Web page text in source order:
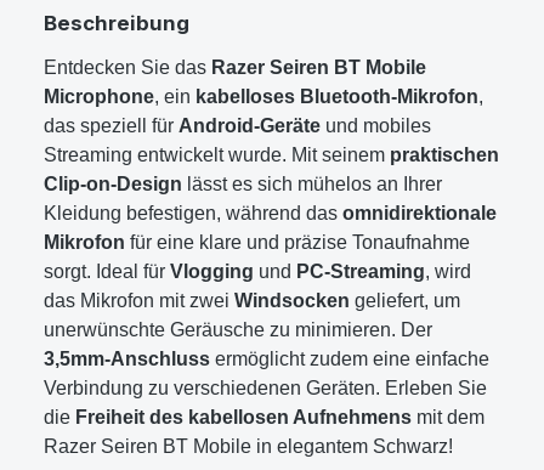
Beschreibung
Entdecken Sie das Razer Seiren BT Mobile
Microphone, ein kabelloses Bluetooth-Mikrofon,
das speziell für Android-Geräte und mobiles
Streaming entwickelt wurde. Mit seinem praktischen
Clip-on-Design lässt es sich mühelos an Ihrer
Kleidung befestigen, während das omnidirektionale
Mikrofon für eine klare und präzise Tonaufnahme
sorgt. Ideal für Vlogging und PC-Streaming, wird
das Mikrofon mit zwei Windsocken geliefert, um
unerwünschte Geräusche zu minimieren. Der
3,5mm-Anschluss ermöglicht zudem eine einfache
Verbindung zu verschiedenen Geräten. Erleben Sie
die Freiheit des kabellosen Aufnehmens mit dem
Razer Seiren BT Mobile in elegantem Schwarz!